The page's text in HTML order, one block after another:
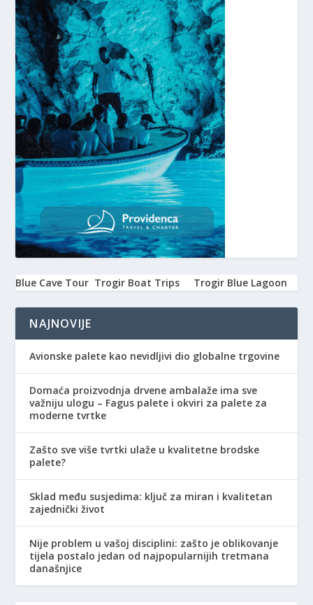
Blue Cave Tour Trogir Boat Trips Trogir Blue Lagoon
NAJNOVIJE
Avionske palete kao nevidljivi dio globalne trgovine
Domaća proizvodnja drvene ambalaže ima sve
važniju ulogu – Fagus palete i okviri za palete za
moderne tvrtke
Zašto sve više tvrtki ulaže u kvalitetne brodske
palete?
Sklad među susjedima: ključ za miran i kvalitetan
zajednički život
Nije problem u vašoj disciplini: zašto je oblikovanje
tijela postalo jedan od najpopularnijih tretmana
današnjice